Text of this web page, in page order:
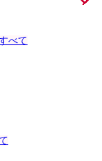
べて